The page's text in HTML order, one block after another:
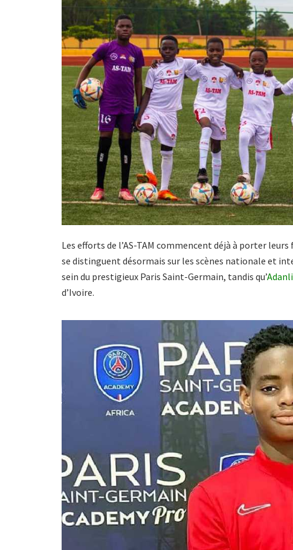
Les efforts de l’AS-TAM commencent déjà à porter
se distinguent désormais sur les scènes nationale et
sein du prestigieux Paris Saint-Germain, tandis qu’
d’Ivoire.